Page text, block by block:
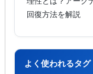
回復方法を解説
よく使われるタグ